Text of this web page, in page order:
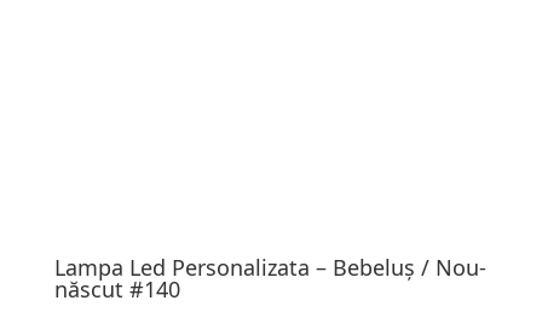
Lampa Led Personalizata – Bebeluș / Nou-
născut #140